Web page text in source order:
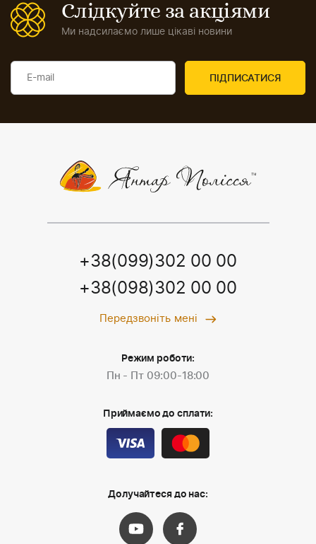
Слідкуйте за акціями
Ми надсилаємо лише цікаві новини
+38(099)302 00 00
+38(098)302 00 00
Передзвоніть мені
Режим роботи:
Пн - Пт 09:00-18:00
Приймаємо до сплати:
Долучайтеся до нас: